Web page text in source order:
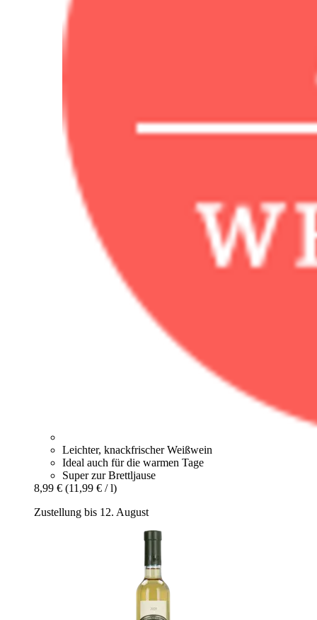
Leichter, knackfrischer Weißwein
Ideal auch für die warmen Tage
Super zur Brettljause
8,99 € (11,99 € / l)
Zustellung bis 12. August